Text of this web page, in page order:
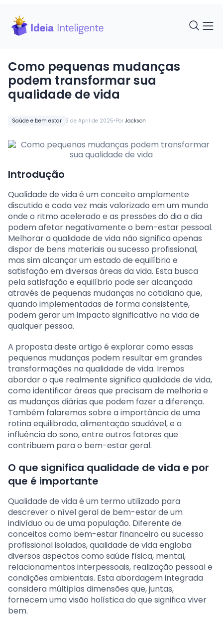
Saúde e bem estar 3 de April de 2025•Por Jackson
Como pequenas mudanças
podem transformar sua
qualidade de vida
Introdução
Qualidade de vida é um conceito amplamente
discutido e cada vez mais valorizado em um mundo
onde o ritmo acelerado e as pressões do dia a dia
podem afetar negativamente o bem-estar pessoal.
Melhorar a qualidade de vida não significa apenas
dispor de bens materiais ou sucesso profissional,
mas sim alcançar um estado de equilíbrio e
satisfação em diversas áreas da vida. Esta busca
pela satisfação e equilíbrio pode ser alcançada
através de pequenas mudanças no cotidiano que,
quando implementadas de forma consistente,
podem gerar um impacto significativo na vida de
qualquer pessoa.
A proposta deste artigo é explorar como essas
pequenas mudanças podem resultar em grandes
transformações na qualidade de vida. Iremos
abordar o que realmente significa qualidade de vida,
como identificar áreas que precisam de melhoria e
as mudanças diárias que podem fazer a diferença.
Também falaremos sobre a importância de uma
rotina equilibrada, alimentação saudável, e a
influência do sono, entre outros fatores que
contribuem para o bem-estar geral.
O que significa qualidade de vida e por
que é importante
Qualidade de vida é um termo utilizado para
descrever o nível geral de bem-estar de um
indivíduo ou de uma população. Diferente de
conceitos como bem-estar financeiro ou sucesso
profissional isolados, qualidade de vida engloba
diversos aspectos como saúde física, mental,
relacionamentos interpessoais, realização pessoal e
condições ambientais. Esta abordagem integrada
considera múltiplas dimensões que, juntas,
fornecem uma visão holística do que significa viver
bem.